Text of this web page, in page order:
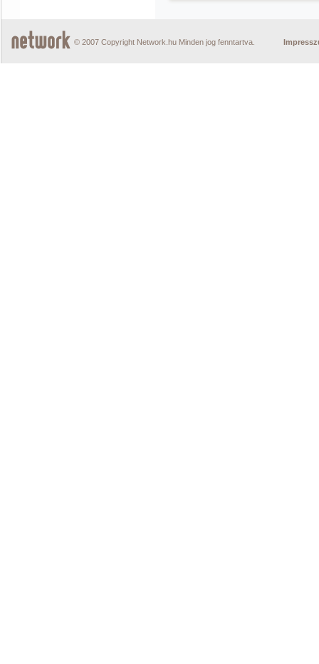
© 2007 Copyright Network.hu Minden jog fenntartva.